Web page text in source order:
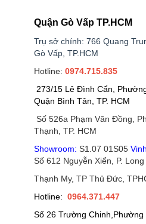
Quận Gò Vấp TP.HCM
Trụ sở chính: 766 Quang
Gò Vấp, TP.HCM
Hotline: 0974.715.835
273/15 Lê Đình Cẩn,
Quận Bình Tân, TP. HCM
Số 526a Phạm Văn Đồng,
Thạnh, TP. HCM
Showroom: S1.07 01S05
Số 612 Nguyễn Xiển, P. Long
Thạnh My, TP Thủ Đức,
Hotline: 0964.371.447
Số 26 Trường Chinh,Phường